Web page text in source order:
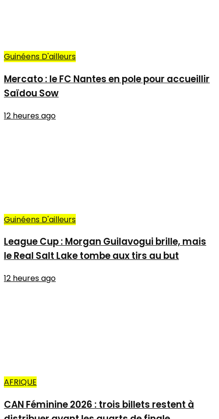
Guinéens D'ailleurs
Mercato : le FC Nantes en pole pour accueillir
Saïdou Sow
12 heures ago
Guinéens D'ailleurs
League Cup : Morgan Guilavogui brille, mais
le Real Salt Lake tombe aux tirs au but
12 heures ago
AFRIQUE
CAN Féminine 2026 : trois billets restent à